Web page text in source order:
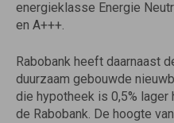
energieklasse Energie
en A+++.
Rabobank heeft daarnaast
duurzaam gebouwde
die hypotheek is 0,5% lager
de Rabobank. De hoogte